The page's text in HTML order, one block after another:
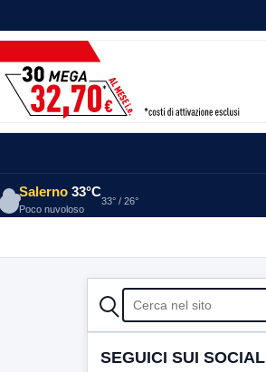
Salerno 33°C
Poco nuvoloso
33° / 26°
CERCA
SEGUICI SUI SOCIAL